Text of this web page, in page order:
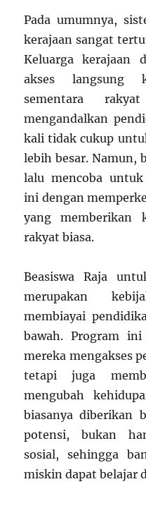
Pada umumnya,
kerajaan sangat
Keluarga kerajaan
akses langsung
sementara
mengandalkan
kali tidak cukup
lebih besar. Namun,
lalu mencoba
ini dengan
yang memberikan
rakyat biasa.
Beasiswa Raja
merupakan
membiayai
bawah. Program
mereka mengakses
tetapi juga
mengubah
biasanya diberikan
potensi, bukan
sosial, sehingga
miskin dapat belajar